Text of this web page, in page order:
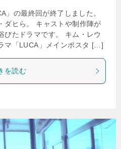
」の最終回が終了しました。
ダヒら。 キャストや制作陣が
びたドラマです。 キム・レウ
マ「LUCA」メインポスタ […]
を読む